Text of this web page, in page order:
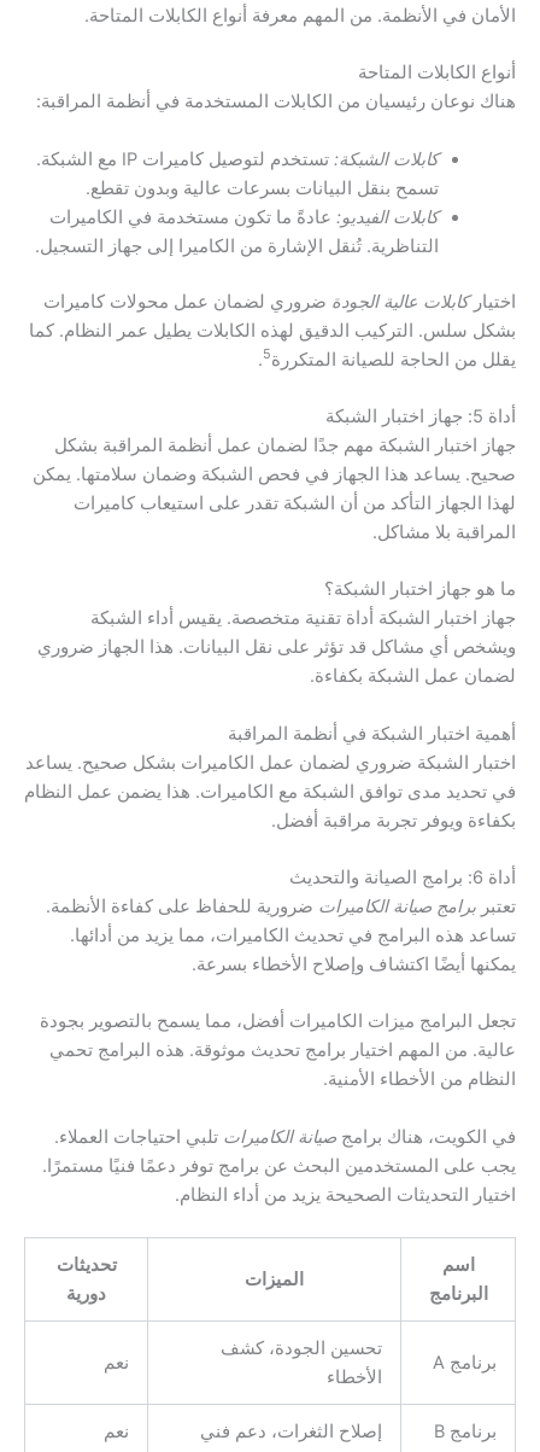
الأمان في الأنظمة. من المهم معرفة أنواع الكابلات المتاحة.
أنواع الكابلات المتاحة
هناك نوعان رئيسيان من الكابلات المستخدمة في أنظمة المراقبة:
كابلات الشبكة:
تستخدم لتوصيل كاميرات IP مع الشبكة.
تسمح بنقل البيانات بسرعات عالية وبدون تقطع.
كابلات الفيديو:عادةً ما تكون مستخدمة في الكاميرات
التناظرية. تُنقل الإشارة من الكاميرا إلى جهاز التسجيل.
اختياركابلات عالية الجودة ضروري لضمان عمل محولات كاميرات
بشكل سلس. التركيب الدقيق لهذه الكابلات يطيل عمر النظام. كما
يقلل من الحاجة للصيانة المتكررة5
.
أداة 5: جهاز اختبار الشبكة
جهاز اختبار الشبكة مهم جدًا لضمان عمل أنظمة المراقبة بشكل
صحيح. يساعد هذا الجهاز في فحص الشبكة وضمان سلامتها. يمكن
لهذا الجهاز التأكد من أن الشبكة تقدر على استيعاب كاميرات
المراقبة بلا مشاكل.
ما هو جهاز اختبار الشبكة؟
جهاز اختبار الشبكة أداة تقنية متخصصة. يقيس أداء الشبكة
ويشخص أي مشاكل قد تؤثر على نقل البيانات. هذا الجهاز ضروري
لضمان عمل الشبكة بكفاءة.
أهمية اختبار الشبكة في أنظمة المراقبة
اختبار الشبكة ضروري لضمان عمل الكاميرات بشكل صحيح. يساعد
في تحديد مدى توافق الشبكة مع الكاميرات. هذا يضمن عمل النظام
بكفاءة ويوفر تجربة مراقبة أفضل.
أداة 6: برامج الصيانة والتحديث
تعتبر برامج صيانة الكاميرات ضرورية للحفاظ على كفاءة الأنظمة.
تساعد هذه البرامج في تحديث الكاميرات، مما يزيد من أدائها.
يمكنها أيضًا اكتشاف وإصلاح الأخطاء بسرعة.
تجعل البرامج ميزات الكاميرات أفضل، مما يسمح بالتصوير بجودة
عالية. من المهم اختيار برامج تحديث موثوقة. هذه البرامج تحمي
النظام من الأخطاء الأمنية.
في الكويت، هناك برامج صيانة الكاميرات تلبي احتياجات العملاء.
يجب على المستخدمين البحث عن برامج توفر دعمًا فنيًا مستمرًا.
اختيار التحديثات الصحيحة يزيد من أداء النظام.
اسم
البرنامج
الميزات
تحديثات
دورية
برنامج A
تحسين الجودة، كشف
الأخطاء
نعم
برنامج B إصلاح الثغرات، دعم فني نعم